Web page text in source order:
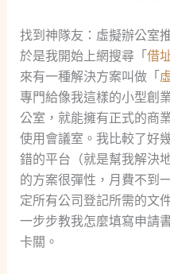
找到神隊友：虛擬辦公室
於是我開始上網搜尋「 借
來有一種解決方案叫做「
專門給像我這樣的小型創
公室，就能擁有正式的商
使用會議室。我比較了好
錯的平台（就是幫我解決
的方案很彈性，月費不到
定所有公司登記所需的文
一步步教我怎麼填寫申請
卡關。